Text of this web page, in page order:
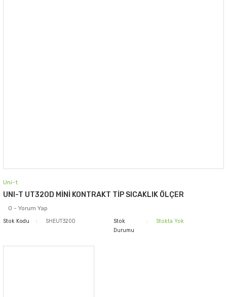
Uni-t
UNI-T UT320D MİNİ KONTRAKT TİP SICAKLIK ÖLÇER
0 - Yorum Yap
Stok Kodu SHEUT320D
Stok
Durumu
Stokta Yok